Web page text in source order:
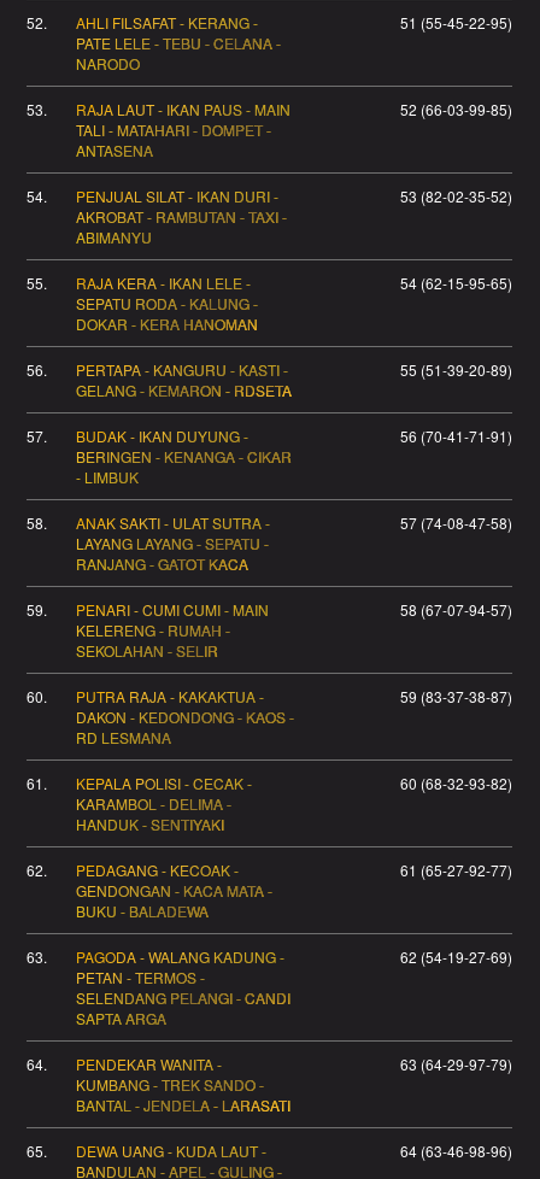
52.
AHLI FILSAFAT - KERANG -
PATE LELE - TEBU - CELANA -
NARODO
51 (55-45-22-95)
53.
RAJA LAUT - IKAN PAUS - MAIN
TALI - MATAHARI - DOMPET -
ANTASENA
52 (66-03-99-85)
54.
PENJUAL SILAT - IKAN DURI -
AKROBAT - RAMBUTAN - TAXI -
ABIMANYU
53 (82-02-35-52)
55.
RAJA KERA - IKAN LELE -
SEPATU RODA - KALUNG -
DOKAR - KERA HANOMAN
54 (62-15-95-65)
56.
PERTAPA - KANGURU - KASTI -
GELANG - KEMARON - RDSETA
55 (51-39-20-89)
57.
BUDAK - IKAN DUYUNG -
BERINGEN - KENANGA - CIKAR
- LIMBUK
56 (70-41-71-91)
58.
ANAK SAKTI - ULAT SUTRA -
LAYANG LAYANG - SEPATU -
RANJANG - GATOT KACA
57 (74-08-47-58)
59.
PENARI - CUMI CUMI - MAIN
KELERENG - RUMAH -
SEKOLAHAN - SELIR
58 (67-07-94-57)
60.
PUTRA RAJA - KAKAKTUA -
DAKON - KEDONDONG - KAOS -
RD LESMANA
59 (83-37-38-87)
61.
KEPALA POLISI - CECAK -
KARAMBOL - DELIMA -
HANDUK - SENTIYAKI
60 (68-32-93-82)
62.
PEDAGANG - KECOAK -
GENDONGAN - KACA MATA -
BUKU - BALADEWA
61 (65-27-92-77)
63.
PAGODA - WALANG KADUNG -
PETAN - TERMOS -
SELENDANG PELANGI - CANDI
SAPTA ARGA
62 (54-19-27-69)
64.
PENDEKAR WANITA -
KUMBANG - TREK SANDO -
BANTAL - JENDELA - LARASATI
63 (64-29-97-79)
65.
DEWA UANG - KUDA LAUT -
BANDULAN - APEL - GULING -
64 (63-46-98-96)